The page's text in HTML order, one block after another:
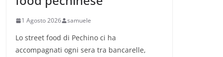
1 Agosto 2026 samuele
Lo street food di Pechino ci ha
accompagnati ogni sera tra bancarelle,